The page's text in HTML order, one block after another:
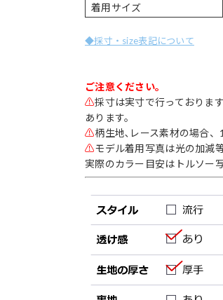
着用サイズ
◆採寸・size表記について
ご注意ください。
⚠採寸は実寸で行っておりま
あります。
⚠柄生地､レース素材の場合、
⚠モデル着用写真は光の加減
実際のカラー目安はトルソー